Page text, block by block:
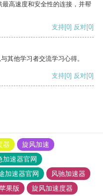
高速度和安全性的连接，并帮
支持[0] 反对[0]
其他学习者交流学习心得。
支持[0] 反对[0]
器
旋风加速
加速器官网
加速器官网
风驰加速器
果版
旋风加速度器